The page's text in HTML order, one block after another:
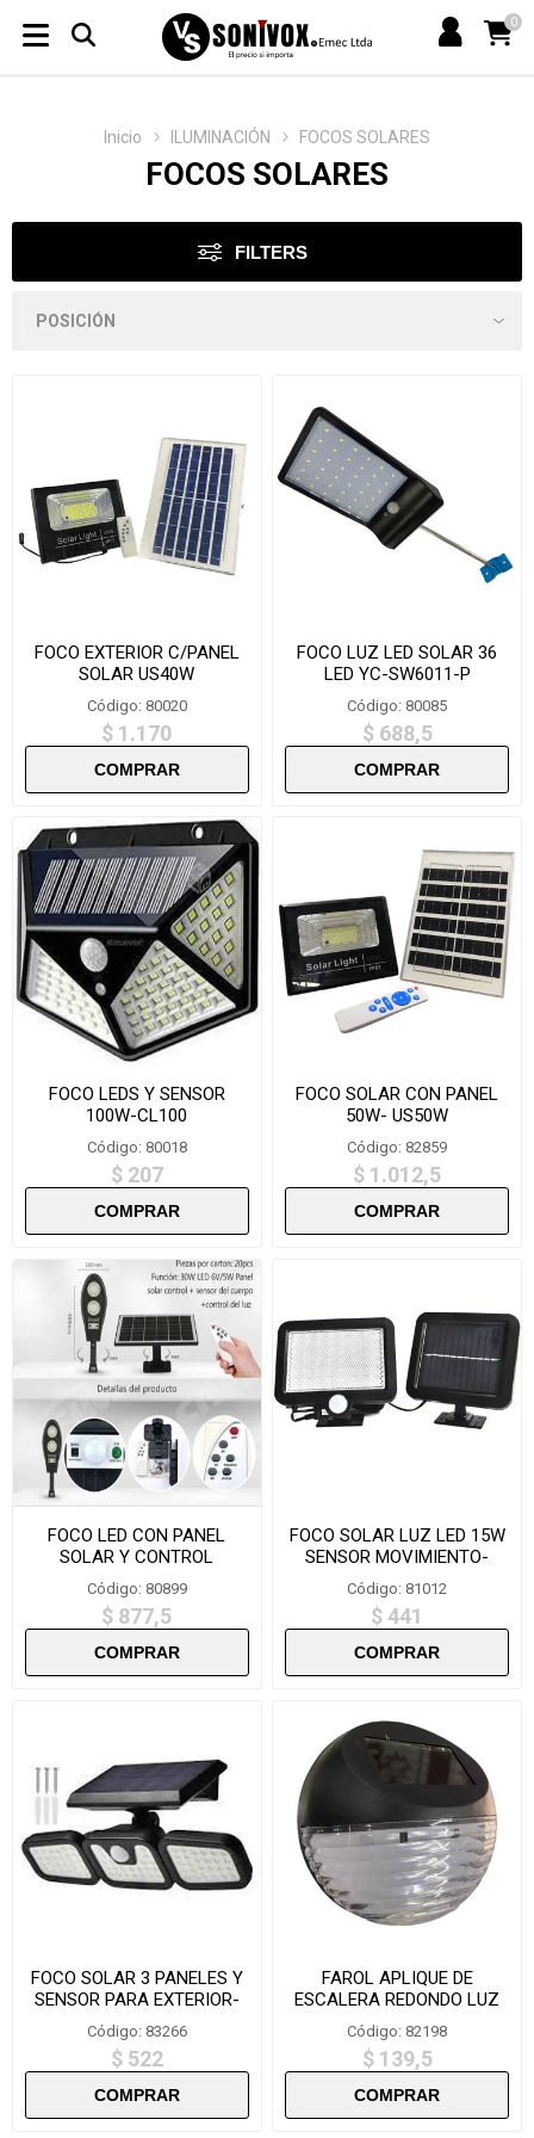
0
Inicio ILUMINACIÓN FOCOS SOLARES
FOCOS SOLARES
FILTERS
FOCO EXTERIOR C/PANEL
SOLAR US40W
Código: 80020
$ 1.170
FOCO LUZ LED SOLAR 36
LED YC-SW6011-P
Código: 80085
$ 688,5
FOCO LEDS Y SENSOR
100W-CL100
Código: 80018
$ 207
FOCO SOLAR CON PANEL
50W- US50W
Código: 82859
$ 1.012,5
FOCO LED CON PANEL
SOLAR Y CONTROL
REMOTO CAFINI L9726
Código: 80899
$ 877,5
FOCO SOLAR LUZ LED 15W
SENSOR MOVIMIENTO-
SLF56
Código: 81012
$ 441
FOCO SOLAR 3 PANELES Y
SENSOR PARA EXTERIOR-
FL1725B
Código: 83266
$ 522
FAROL APLIQUE DE
ESCALERA REDONDO LUZ
SOLAR- XS10911
Código: 82198
$ 139,5